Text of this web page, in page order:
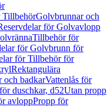
TillbehörGolvbrunnar och
för Golvavlopp
Tillbehör för
för Golvbrunn för
för Tillbehör för
Rektangulära
och badkarVattenlås för
duschkar, d52Utan propp
avloppPropp för